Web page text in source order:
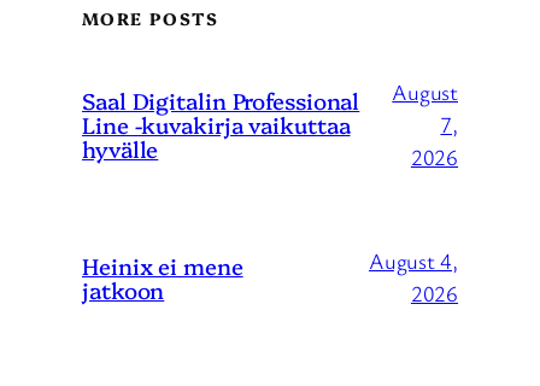
MORE POSTS
Saal Digitalin Professional
Line -kuvakirja vaikuttaa
hyvälle
August
7,
2026
Heinix ei mene
jatkoon
August 4,
2026